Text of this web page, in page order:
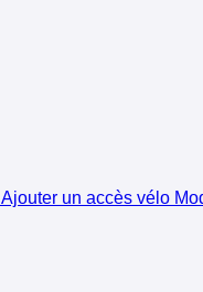
Ajouter un accès vélo